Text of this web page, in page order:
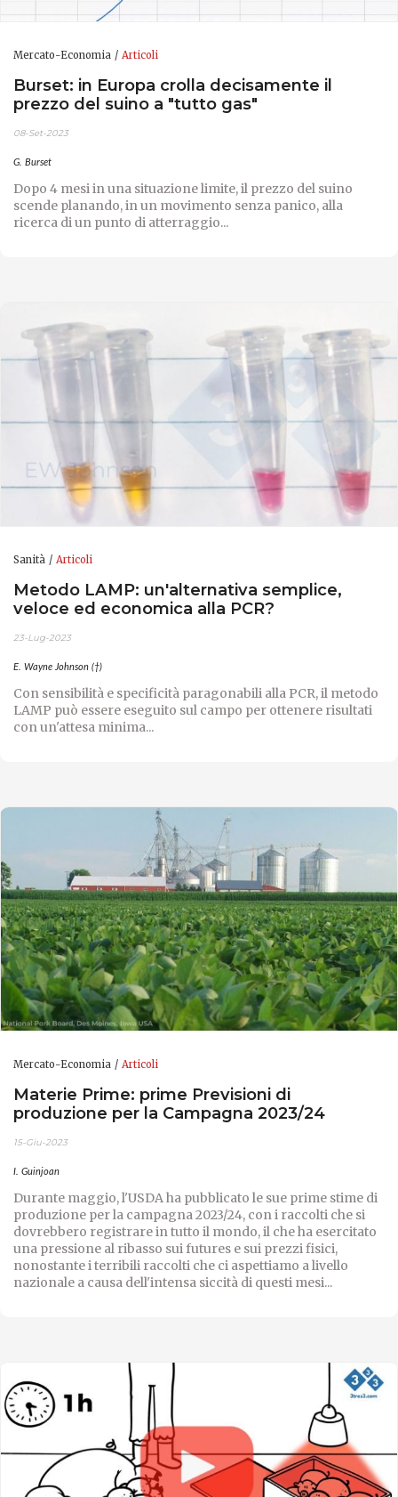
Mercato-Economia Articoli
Burset: in Europa crolla decisamente il
prezzo del suino a "tutto gas"
08-Set-2023
G. Burset
Dopo 4 mesi in una situazione limite, il prezzo del suino
scende planando, in un movimento senza panico, alla
ricerca di un punto di atterraggio...
Sanità Articoli
Metodo LAMP: un'alternativa semplice,
veloce ed economica alla PCR?
23-Lug-2023
E. Wayne Johnson (†)
Con sensibilità e specificità paragonabili alla PCR, il metodo
LAMP può essere eseguito sul campo per ottenere risultati
con un'attesa minima...
Mercato-Economia Articoli
Materie Prime: prime Previsioni di
produzione per la Campagna 2023/24
15-Giu-2023
I. Guinjoan
Durante maggio, l'USDA ha pubblicato le sue prime stime di
produzione per la campagna 2023/24, con i raccolti che si
dovrebbero registrare in tutto il mondo, il che ha esercitato
una pressione al ribasso sui futures e sui prezzi fisici,
nonostante i terribili raccolti che ci aspettiamo a livello
nazionale a causa dell'intensa siccità di questi mesi...